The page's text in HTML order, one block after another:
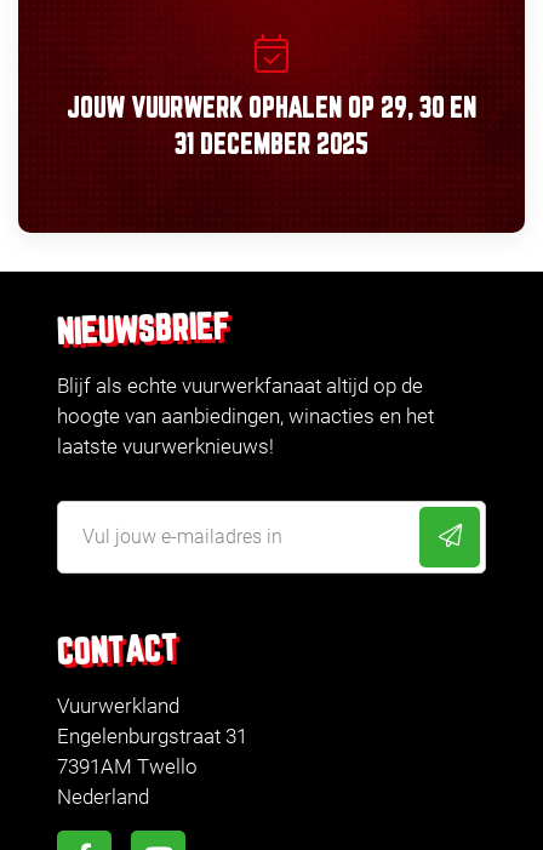
JOUW VUURWERK OPHALEN OP 29, 30 EN
31 DECEMBER 2025
CONTACT
Vuurwerkland
Engelenburgstraat 31
7391AM Twello
Nederland
NIEUWSBRIEF
Blijf als echte vuurwerkfanaat altijd op de
hoogte van aanbiedingen, winacties en het
laatste vuurwerknieuws!